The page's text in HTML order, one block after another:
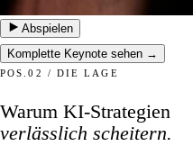
Abspielen
Komplette Keynote sehen →
POS.02 / DIE LAGE
Warum KI-Strategien
verlässlich scheitern.